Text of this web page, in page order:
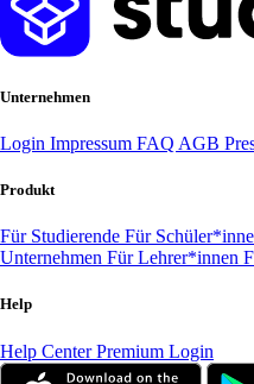
Unternehmen
Login Impressum FAQ AGB
Produkt
Für Studierende Für
Unternehmen Für Lehrer*innen
Help
Help CenterPremium Login